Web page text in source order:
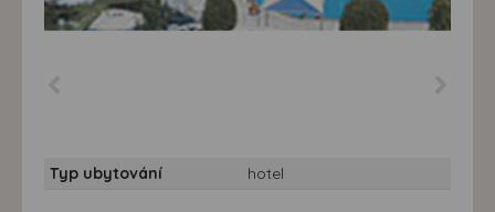
Typ ubytování hotel